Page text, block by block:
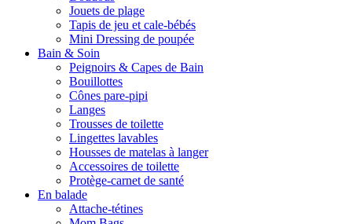
Jouets de plage
Tapis de jeu et cale-bébés
Mini Dressing de poupée
Bain & Soin
Peignoirs & Capes de Bain
Bouillottes
Cônes pare-pipi
Langes
Trousses de toilette
Lingettes lavables
Housses de matelas à langer
Accessoires de toilette
Protège-carnet de santé
En balade
Attache-tétines